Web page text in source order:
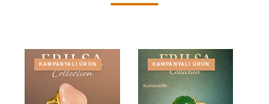
KAMPANYALI ÜRÜN KAMPANYALI ÜRÜN